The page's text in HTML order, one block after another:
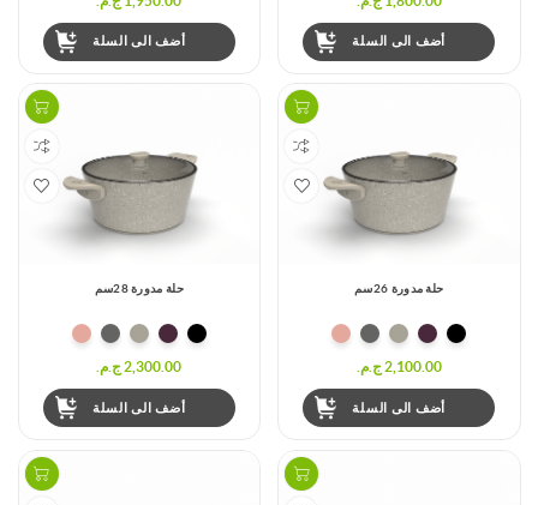
أضف الى السلة أضف الى السلة
حلة مدورة 26سم
2,100.00 ج.م.‏
أضف الى السلة
حلة مدورة 28سم
2,300.00 ج.م.‏
أضف الى السلة